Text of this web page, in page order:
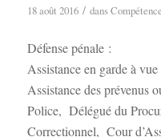
18 août 2016 / dans
Défense pénale :
Assistance en garde à
Assistance des prévenus
Police, Délégué du
Correctionnel, Cour